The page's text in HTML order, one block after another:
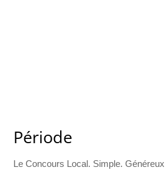
Période
Le Concours Local. Simple.